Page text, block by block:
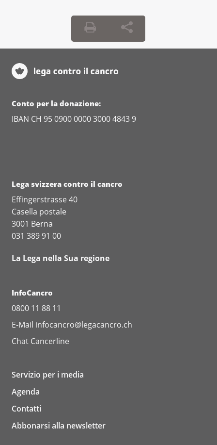
Conto per la donazione:
IBAN CH 95 0900 0000 3000 4843 9
Lega svizzera contro il cancro
Effingerstrasse 40
Casella postale
3001 Berna
031 389 91 00
La Lega nella Sua regione
InfoCancro
0800 11 88 11
E-Mail infocancro@legacancro.ch
Chat Cancerline
Servizio per i media
Agenda
Contatti
Abbonarsi alla newsletter